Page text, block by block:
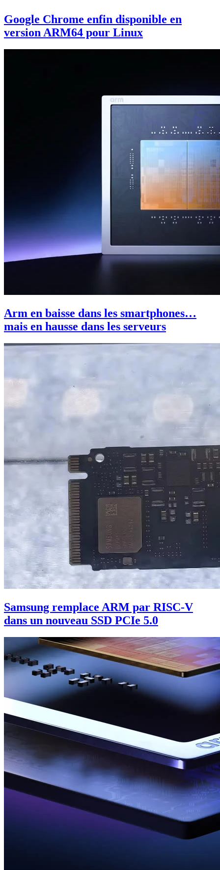
Google Chrome enfin disponible en
version ARM64 pour Linux
Arm en baisse dans les smartphones…
mais en hausse dans les serveurs
Samsung remplace ARM par RISC-V
dans un nouveau SSD PCIe 5.0